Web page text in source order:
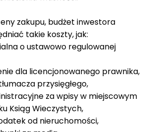
zakupu, budżet inwestora
takie koszty, jak:
o ustawowo regulowanej
dla licencjonowanego prawnika,
przysięgłego,
za wpisy w miejscowym
Ksiąg Wieczystych,
od nieruchomości,